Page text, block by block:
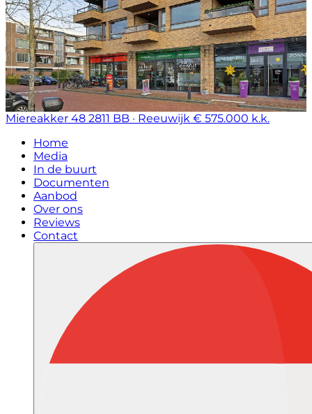
Miereakker 48 2811 BB · Reeuwijk € 575.000 k.k.
Home
Media
In de buurt
Documenten
Aanbod
Over ons
Reviews
Contact